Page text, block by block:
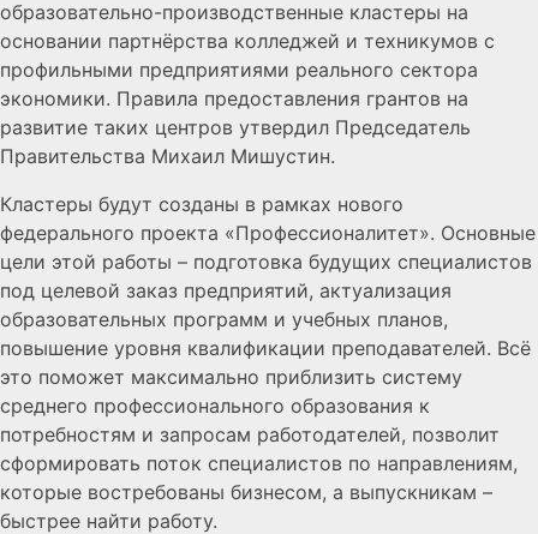
образовательно-производственные кластеры на
основании партнёрства колледжей и техникумов с
профильными предприятиями реального сектора
экономики. Правила предоставления грантов на
развитие таких центров утвердил Председатель
Правительства Михаил Мишустин.
Кластеры будут созданы в рамках нового
федерального проекта «Профессионалитет». Основные
цели этой работы – подготовка будущих специалистов
под целевой заказ предприятий, актуализация
образовательных программ и учебных планов,
повышение уровня квалификации преподавателей. Всё
это поможет максимально приблизить систему
среднего профессионального образования к
потребностям и запросам работодателей, позволит
сформировать поток специалистов по направлениям,
которые востребованы бизнесом, а выпускникам –
быстрее найти работу.